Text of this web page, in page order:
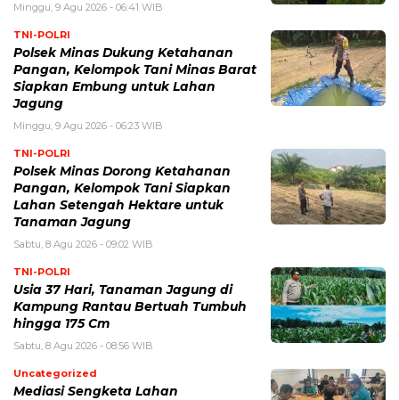
Minggu, 9 Agu 2026 - 06:41 WIB
TNI-POLRI
Polsek Minas Dukung Ketahanan
Pangan, Kelompok Tani Minas Barat
Siapkan Embung untuk Lahan
Jagung
Minggu, 9 Agu 2026 - 06:23 WIB
TNI-POLRI
Polsek Minas Dorong Ketahanan
Pangan, Kelompok Tani Siapkan
Lahan Setengah Hektare untuk
Tanaman Jagung
Sabtu, 8 Agu 2026 - 09:02 WIB
TNI-POLRI
Usia 37 Hari, Tanaman Jagung di
Kampung Rantau Bertuah Tumbuh
hingga 175 Cm
Sabtu, 8 Agu 2026 - 08:56 WIB
Uncategorized
Mediasi Sengketa Lahan